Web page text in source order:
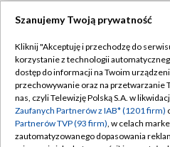
Szanujemy Twoją prywatność
Kliknij "Akceptuję i przechodzę do
korzystanie z technologii
dostęp do informacji na Twoim
przechowywanie oraz na przetwarzanie
nas, czyli Telewizję Polską S.A. w
Zaufanych Partnerów z IAB* (1201 firm)
Partnerów TVP (93 firm), w celach
zautomatyzowanego dopasowania